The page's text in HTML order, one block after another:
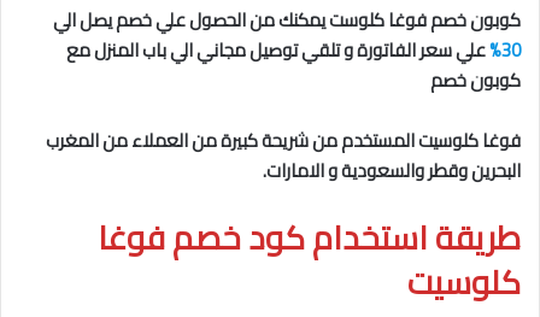
كوبون خصم فوغا كلوست يمكنك من الحصول علي خصم يصل الي
30% علي سعر الفاتورة و تلقي توصيل مجاني الي باب المنزل مع
كوبون خصم
فوغا كلوسيت المستخدم من شريحة كبيرة من العملاء من المغرب
البحرين وقطر والسعودية و الامارات.
طريقة استخدام كود خصم فوغا
كلوسيت